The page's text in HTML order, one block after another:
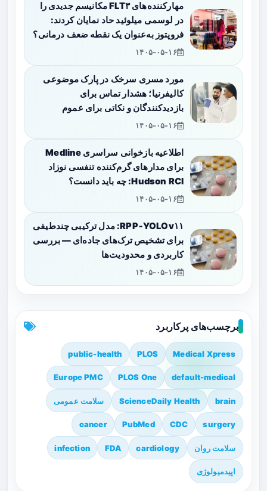
مهارکننده‌های FLT۳ مکانیسم جدیدی را
در لوسمی میلوئید حاد نمایان کردند:
فروپتوز به‌عنوان یک نقطه ضعف درمانی؟
۱۴۰۵-۰۵-۱۶
مورد مسری سرخک در پارک موضوعی
کالیفرنیا؛ هشدار تماس برای
بازدیدکنندگان و نکاتی برای عموم
۱۴۰۵-۰۵-۱۶
اطلاعیه بازخوانی سراسری Medline
برای مدارهای گرم‌کننده تنفسی نوزاد
Hudson RCI: چه باید دانست؟
۱۴۰۵-۰۵-۱۶
RPP‑YOLOv۱۱: مدل ترکیبی چندطیفی
برای تشخیص ترک‌های جاده‌ای — بررسی
کاربردی و محدودیت‌ها
۱۴۰۵-۰۵-۱۶
برچسب‌های پرکاربرد
Medical Xpress
PLOS
public-health
default-medical
PLOS One
Europe PMC
brain
ScienceDaily Health سلامت عمومی
surgery
CDC
PubMed
cancer
سلامت روان cardiology
FDA
infection
اپیدمیولوژی